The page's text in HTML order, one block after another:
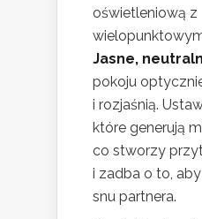
oświetleniową z
Jasne,
pokoju
i rozjaśnią.
które generują
co stworzy
i zadba o to,
snu partnera.